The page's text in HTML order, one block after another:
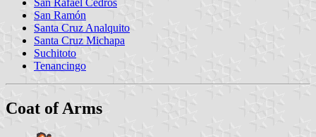
San Rafael Cedros
San Ramón
Santa Cruz Analquito
Santa Cruz Michapa
Suchitoto
Tenancingo
Coat of Arms